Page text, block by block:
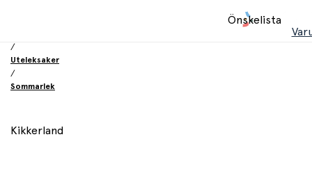
Önskelista
/
Uteleksaker
/
Sommarlek
Kikkerland